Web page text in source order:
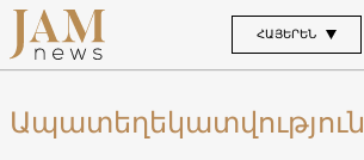
ՀԱՅԵՐԵՆ
Ապատեղեկատվություն